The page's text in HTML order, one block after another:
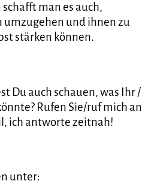
man es auch,
und ihnen zu
stärken können.
Du auch schauen, was Ihr /
Rufen Sie/ruf mich an
ich antworte zeitnah!
unter: